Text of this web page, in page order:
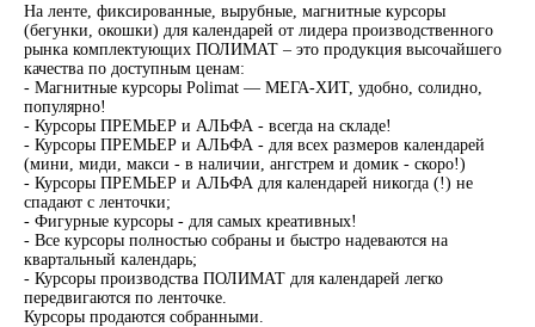
На ленте, фиксированные, вырубные, магнитные курсоры
(бегунки, окошки) для календарей от лидера производственного
рынка комплектующих ПОЛИМАТ – это продукция высочайшего
качества по доступным ценам:
- Магнитные курсоры Polimat — МЕГА-ХИТ, удобно, солидно,
популярно!
- Курсоры ПРЕМЬЕР и АЛЬФА - всегда на складе!
- Курсоры ПРЕМЬЕР и АЛЬФА - для всех размеров календарей
(мини, миди, макси - в наличии, ангстрем и домик - скоро!)
- Курсоры ПРЕМЬЕР и АЛЬФА для календарей никогда (!) не
спадают с ленточки;
- Фигурные курсоры - для самых креативных!
- Все курсоры полностью собраны и быстро надеваются на
квартальный календарь;
- Курсоры производства ПОЛИМАТ для календарей легко
передвигаются по ленточке.
Курсоры продаются собранными.